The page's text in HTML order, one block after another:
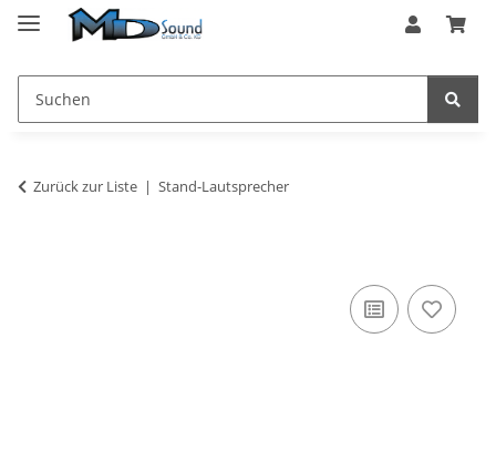
Zurück zur Liste Stand-Lautsprecher